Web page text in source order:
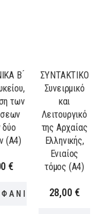
B
των
(Α4)
€
ΣΥΝΤΑΚΤΙΚΟ
Συνειρμικό
και
Λειτουργικό
της Αρχαίας
Ελληνικής,
Ενιαίος
τόμος (Α4)
28,00 €